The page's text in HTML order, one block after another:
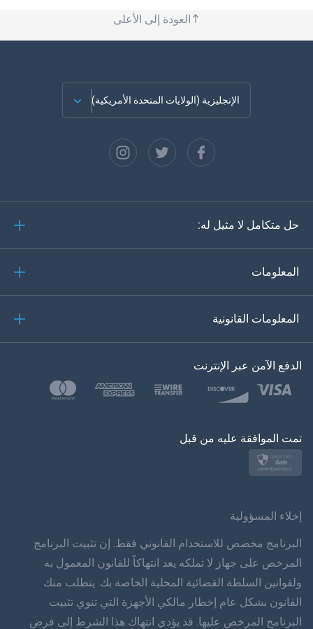
العودة إلى الأعلى
الإنجليزية (الولايات المتحدة الأمريكية)
الاسبانية
البرتغالية
한?의의
بولسكي
简体 体 中文
हिंददी
حل متكامل لا مثيل له:
المعلومات
المعلومات القانونية
الدفع الآمن عبر الإنترنت
تمت الموافقة عليه من قبل
إخلاء المسؤولية
البرنامج مخصص للاستخدام القانوني فقط. إن تثبيت البرنامج
المرخص على جهاز لا تملكه يعد انتهاكاً للقانون المعمول به
ولقوانين السلطة القضائية المحلية الخاصة بك. يتطلب منك
القانون بشكل عام إخطار مالكي الأجهزة التي تنوي تثبيت
البرنامج المرخص عليها. قد يؤدي انتهاك هذا الشرط إلى فرض